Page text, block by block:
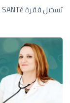
تسجيل فقرة FLASH SANTé مع أمان عيسى